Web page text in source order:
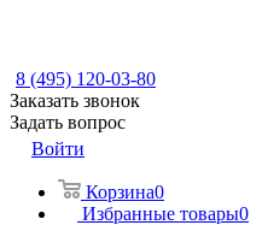
8 (495) 120-03-80
Заказать звонок
Задать вопрос
Войти
Корзина0
Избранные товары0